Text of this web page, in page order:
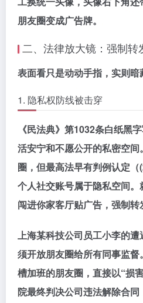
朋友圈变成广告牌。
二、法律放大镜：强制转
表面看只是动动手指，实则暗
1. 隐私权防线被击穿
《民法典》第1032条白纸黑
活安宁和不愿公开的私密空
圈，但最高法早有判例认定（
个人社交账号属于隐私空间。
闯进你家客厅贴广告，强制转
上海某科技公司员工小李的
须开放朋友圈给所有同事监
槽加班的朋友圈，直接以“损
院最终判决公司违法解除合